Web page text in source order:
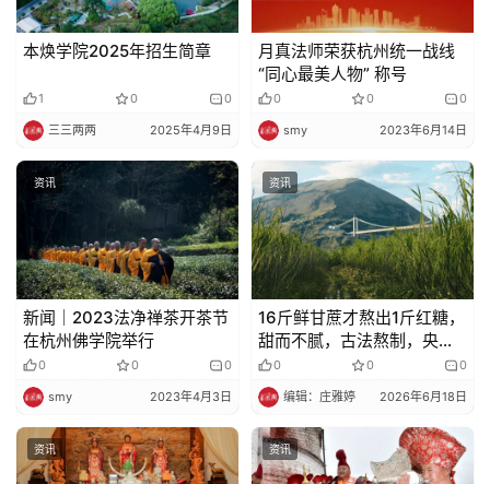
本焕学院2025年招生简章
1 0 0
三三两两 2025年4月9日
月真法师荣获杭州统一战线
“同心最美人物” 称号
0 0 0
smy 2023年6月14日
资讯
新闻｜2023法净禅茶开茶节
在杭州佛学院举行
0 0 0
smy 2023年4月3日
资讯
16斤鲜甘蔗才熬出1斤红糖，
甜而不腻，古法熬制，央视
为它打CALL
0 0 0
编辑：庄雅婷 2026年6月18日
资讯 资讯